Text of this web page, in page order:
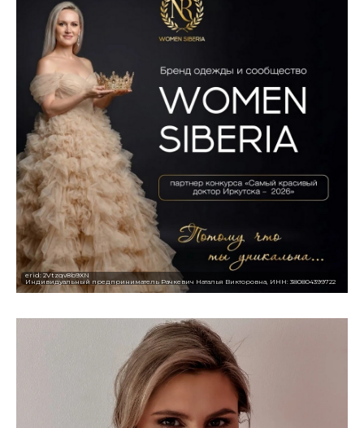
erid: 2Vtzqv8b9XN
Индивидуальный предприниматель Рачкевич Наталья Викторовна, ИНН: 380804399722